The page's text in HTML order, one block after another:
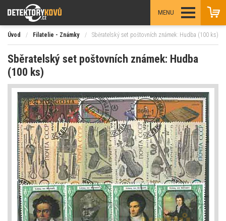
MENU
Úvod / Filatelie - Známky / Sběratelský set poštovních známek: Hudba (100 ks)
Sběratelský set poštovních známek: Hudba
(100 ks)